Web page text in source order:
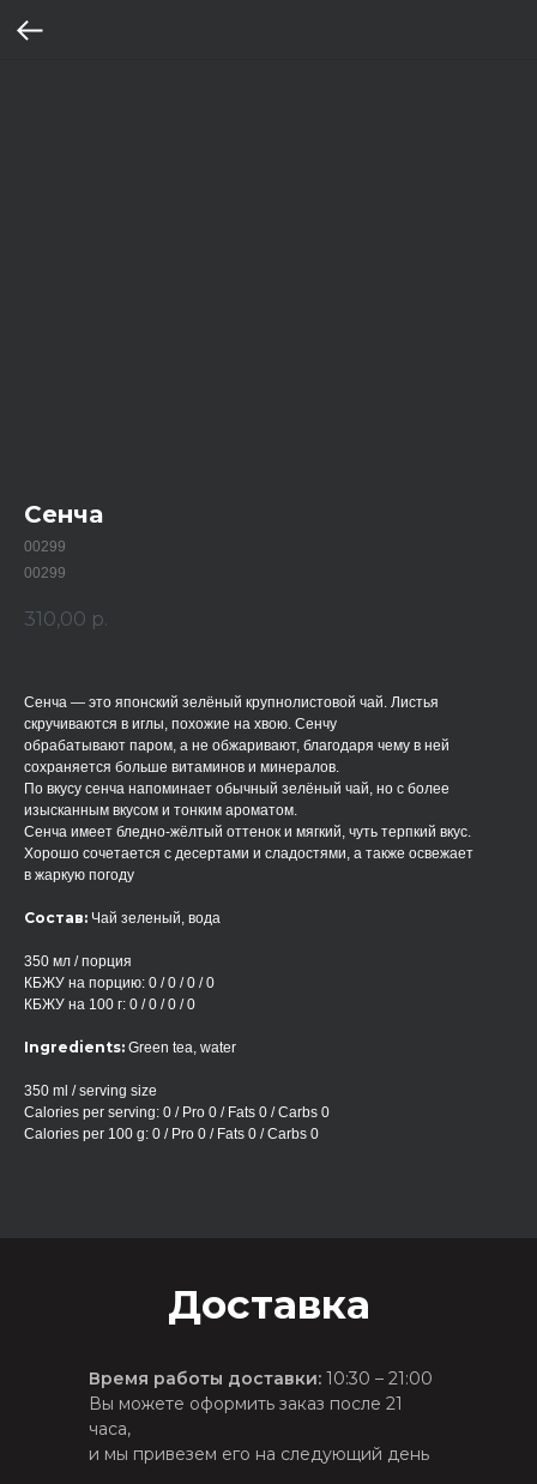
Сенча
00299
00299
310,00 р.
Сенча — это японский зелёный крупнолистовой чай. Листья
скручиваются в иглы, похожие на хвою. Сенчу
обрабатывают паром, а не обжаривают, благодаря чему в ней
сохраняется больше витаминов и минералов.
По вкусу сенча напоминает обычный зелёный чай, но с более
изысканным вкусом и тонким ароматом.
Сенча имеет бледно-жёлтый оттенок и мягкий, чуть терпкий вкус.
Хорошо сочетается с десертами и сладостями, а также освежает
в жаркую погоду
Состав: Чай зеленый, вода
350 мл / порция
КБЖУ на порцию: 0 / 0 / 0 / 0
КБЖУ на 100 г: 0 / 0 / 0 / 0
Ingredients: Green tea, water
350 ml / serving size
Calories per serving: 0 / Pro 0 / Fats 0 / Carbs 0
Calories per 100 g: 0 / Pro 0 / Fats 0 / Carbs 0
Доставка
Время работы доставки: 10:30 – 21:00
Вы можете оформить заказ после 21
часа,
и мы привезем его на следующий день